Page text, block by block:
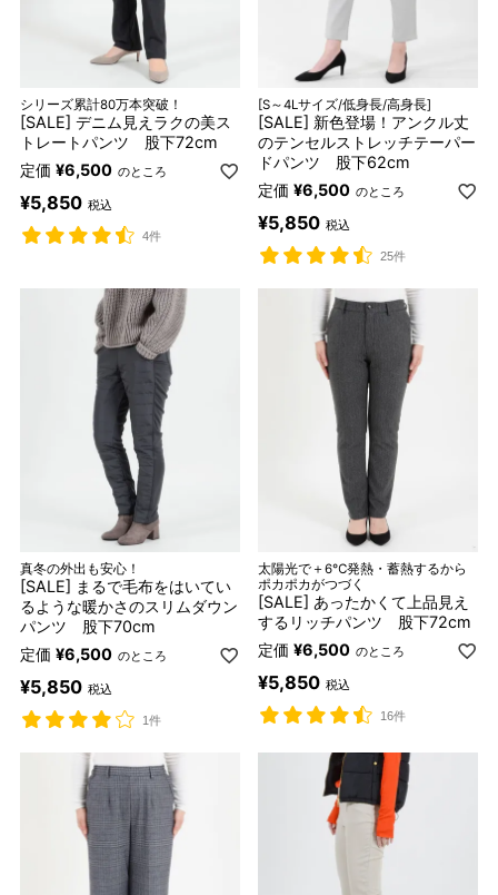
シリーズ累計80万本突破！
[SALE] デニム見えラクの美ス
トレートパンツ 股下72cm
定価 ¥6,500 のところ
¥5,850 税込
4件
[S～4Lサイズ/低身長/高身長]
[SALE] 新色登場！アンクル丈
のテンセルストレッチテーパー
ドパンツ 股下62cm
定価 ¥6,500 のところ
¥5,850 税込
25件
真冬の外出も安心！
[SALE] まるで毛布をはいてい
るような暖かさのスリムダウン
パンツ 股下70cm
定価 ¥6,500 のところ
¥5,850 税込
1件
太陽光で＋6℃発熱・蓄熱するから
ポカポカがつづく
[SALE] あったかくて上品見え
するリッチパンツ 股下72cm
定価 ¥6,500 のところ
¥5,850 税込
16件